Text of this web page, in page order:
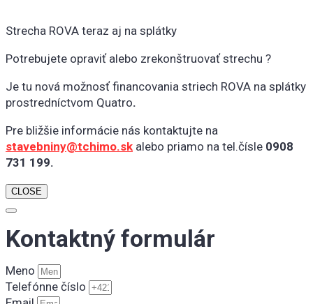
Kontaktný formulár
Meno
Telefónne číslo